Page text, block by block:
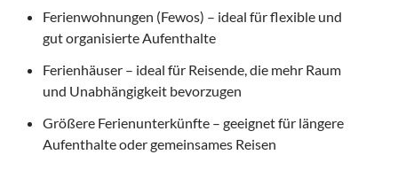
Ferienwohnungen (Fewos) – ideal für flexible und
gut organisierte Aufenthalte
Ferienhäuser – ideal für Reisende, die mehr Raum
und Unabhängigkeit bevorzugen
Größere Ferienunterkünfte – geeignet für längere
Aufenthalte oder gemeinsames Reisen